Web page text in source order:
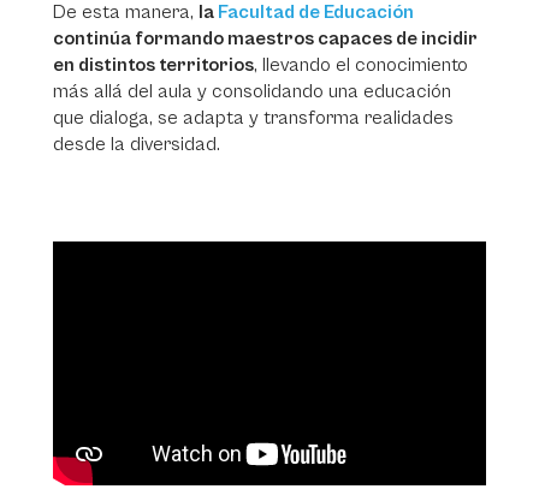
De esta manera, la Facultad de Educación
continúa formando maestros capaces de incidir
en distintos territorios, llevando el conocimiento
más allá del aula y consolidando una educación
que dialoga, se adapta y transforma realidades
desde la diversidad.